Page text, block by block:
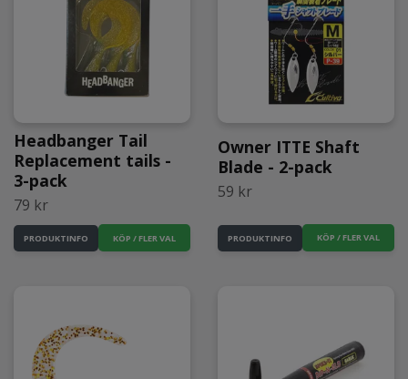
Headbanger Tail
Replacement tails -
3-pack
79 kr
PRODUKTINFO KÖP / FLER VAL
Owner ITTE Shaft
Blade - 2-pack
59 kr
PRODUKTINFO KÖP / FLER VAL